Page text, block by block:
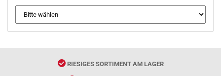
RIESIGES SORTIMENT AM LAGER